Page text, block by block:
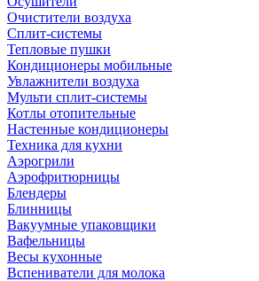
Очистители воздуха
Сплит-системы
Тепловые пушки
Кондиционеры мобильные
Увлажнители воздуха
Мульти сплит-системы
Котлы отопительные
Настенные кондиционеры
Техника для кухни
Аэрогрили
Аэрофритюрницы
Блендеры
Блинницы
Вакуумные упаковщики
Вафельницы
Весы кухонные
Вспениватели для молока